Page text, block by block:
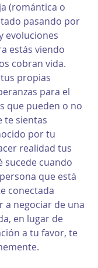
(romántica o
pasando por
evoluciones
estás viendo
cobran vida.
propias
para el
que pueden o no
te sientas
por tu
realidad tus
sucede cuando
que está
conectada
a negociar de una
en lugar de
a tu favor, te